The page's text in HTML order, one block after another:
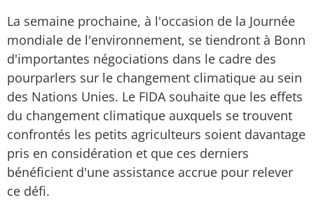
La semaine prochaine, à l'occasion de la Journée
mondiale de l'environnement, se tiendront à Bonn
d'importantes négociations dans le cadre des
pourparlers sur le changement climatique au sein
des Nations Unies. Le FIDA souhaite que les effets
du changement climatique auxquels se trouvent
confrontés les petits agriculteurs soient davantage
pris en considération et que ces derniers
bénéficient d'une assistance accrue pour relever
ce défi.